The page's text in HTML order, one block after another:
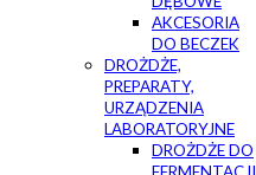
AKCESORIA
DO BECZEK
DROŻDŻE,
PREPARATY,
URZĄDZENIA
LABORATORYJNE
DROŻDŻE DO